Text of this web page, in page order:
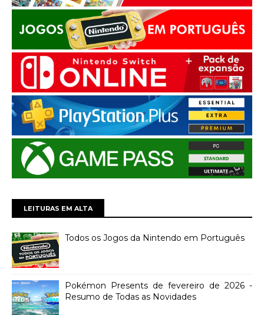
LEITURAS EM ALTA
Todos os Jogos da Nintendo em Português
Pokémon Presents de fevereiro de 2026 -
Resumo de Todas as Novidades